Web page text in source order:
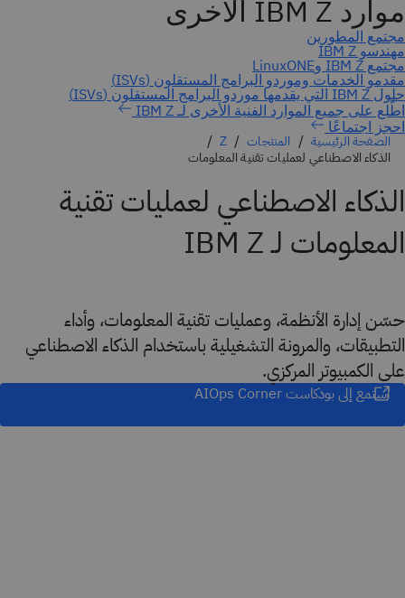
احجز اجتماعًا
الصفحة الرئيسية المنتجات
Z
الذكاء الاصطناعي لعمليات تقنية المعلومات
الذكاء الاصطناعي لعمليات تقنية
المعلومات لـ IBM Z
حسّن إدارة الأنظمة، وعمليات تقنية المعلومات، وأداء
التطبيقات، والمرونة التشغيلية باستخدام الذكاء الاصطناعي
على الكمبيوتر المركزي.
استمع إلى بودكاست AIOps Corner